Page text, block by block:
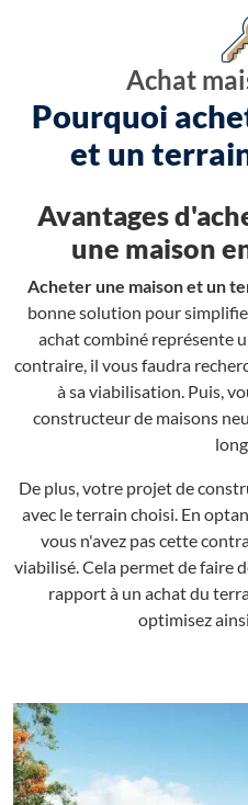
Achat
Pourquoi
et un
Avantages
une maison
Acheter une maison et un
bonne solution pour
achat combiné représente
contraire, il vous faudra
à sa viabilisation. Puis,
constructeur de maisons
De plus, votre projet de
avec le terrain choisi. En
vous n'avez pas cette
viabilisé. Cela permet de faire
rapport à un achat du
optimisez